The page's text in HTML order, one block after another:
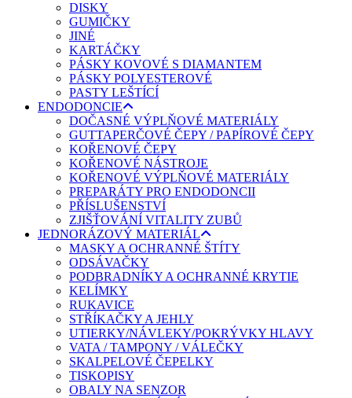
DISKY
GUMIČKY
JINÉ
KARTÁČKY
PÁSKY KOVOVÉ S DIAMANTEM
PÁSKY POLYESTEROVÉ
PASTY LEŠTÍCÍ
ENDODONCIE
DOČASNÉ VÝPLŇOVÉ MATERIÁLY
GUTTAPERČOVÉ ČEPY / PAPÍROVÉ ČEPY
KOŘENOVÉ ČEPY
KOŘENOVÉ NÁSTROJE
KOŘENOVÉ VÝPLŇOVÉ MATERIÁLY
PREPARÁTY PRO ENDODONCII
PŘÍSLUŠENSTVÍ
ZJIŠŤOVÁNÍ VITALITY ZUBŮ
JEDNORÁZOVÝ MATERIÁL
MASKY A OCHRANNÉ ŠTÍTY
ODSÁVAČKY
PODBRADNÍKY A OCHRANNÉ KRYTIE
KELÍMKY
RUKAVICE
STŘÍKAČKY A JEHLY
UTIERKY/NÁVLEKY/POKRÝVKY HLAVY
VATA / TAMPONY / VÁLEČKY
SKALPELOVÉ ČEPELKY
TISKOPISY
OBALY NA SENZOR